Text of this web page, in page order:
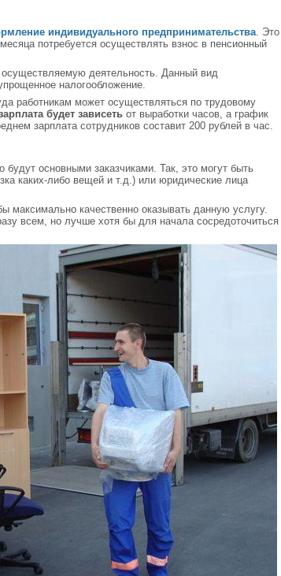
индивидуального предпринимательства. Это
потребуется осуществлять взнос в пенсионный
деятельность. Данный вид
налогообложение.
работникам может осуществляться по трудовому
будет зависеть от выработки часов, а график
зарплата сотрудников составит 200 рублей в час.
будут основными заказчиками. Так, это могут быть
каких-либо вещей и т.д.) или юридические лица
максимально качественно оказывать данную услугу.
всем, но лучше хотя бы для начала сосредоточиться